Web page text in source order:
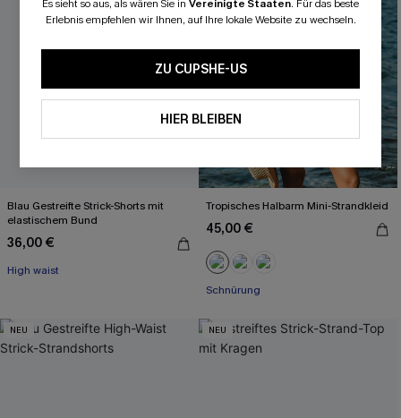
Blau Gestreifte Strick-Shorts mit
elastischem Bund
36,00 €
High waist
Tropisches Halbarm Mini-Strandkleid
45,00 €
Schnürung
NEU NEU
Es sieht so aus, als wären Sie in Vereinigte Staaten. Für das beste
Erlebnis empfehlen wir Ihnen, auf Ihre lokale Website zu wechseln.
ZU CUPSHE-US
HIER BLEIBEN